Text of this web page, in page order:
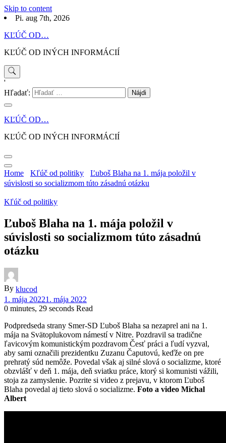
Skip to content
Pi. aug 7th, 2026
KĽÚČ OD…
KĽÚČ OD INÝCH INFORMÁCIÍ
'
Hľadať:
KĽÚČ OD…
KĽÚČ OD INÝCH INFORMÁCIÍ
Home Kľúč od politiky
Ľuboš Blaha na 1. mája položil v
súvislosti so socializmom túto zásadnú otázku
Kľúč od politiky
Ľuboš Blaha na 1. mája položil v
súvislosti so socializmom túto zásadnú
otázku
By klucod
1. mája 20221. mája 2022
0 minutes, 29 seconds Read
Podpredseda strany Smer-SD Ľuboš Blaha sa nezaprel ani na 1.
mája na Svätoplukovom námestí v Nitre. Pozdravil sa tradične
ľavicovým komunistickým pozdravom Česť práci a ľudí vyzval,
aby sami označili prezidentku Zuzanu Čaputovú, keďže on pre
prehratý súd nemôže. Povedal však aj silné slová o socializme, ktoré
obzvlášť v deň 1. mája, deň sviatku práce, ktorý si komunisti vážili,
stoja za zamyslenie. Pozrite si video z prejavu, v ktorom Ľuboš
Blaha povedal aj tieto slová o socializme. Foto a video Michal
Albert